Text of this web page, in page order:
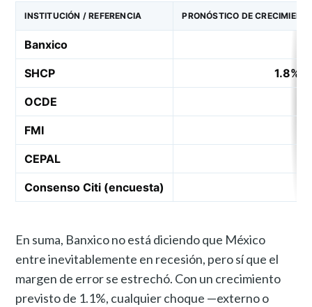
INSTITUCIÓN / REFERENCIA PRONÓSTICO DE
Banxico
SHCP 1.8%
OCDE
FMI
CEPAL
Consenso Citi (encuesta)
En suma, Banxico no está diciendo que México
entre inevitablemente en recesión, pero sí que el
margen de error se estrechó. Con un crecimiento
previsto de 1.1%, cualquier choque —externo o